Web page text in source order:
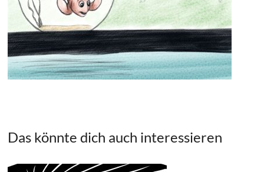
Das könnte dich auch interessieren